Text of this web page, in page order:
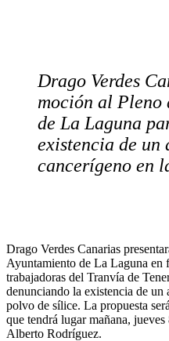
Drago Verdes
moción al Pleno
de La Laguna
existencia de un
cancerígeno en
Drago Verdes Canarias
Ayuntamiento de La Laguna en
trabajadoras del Tranvía de
denunciando la existencia de un
polvo de sílice. La propuesta
que tendrá lugar mañana,
Alberto Rodríguez.